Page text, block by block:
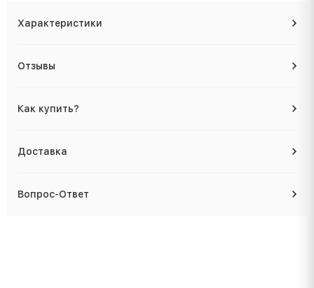
Характеристики
Отзывы
Как купить?
Доставка
Вопрос-Ответ